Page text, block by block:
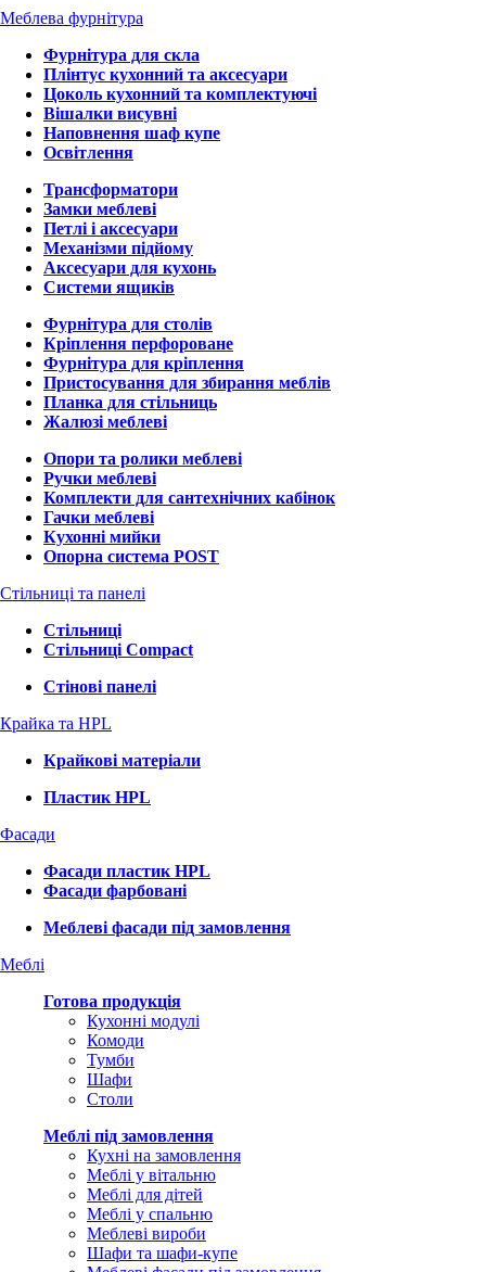
Меблева фурнітура
Фурнітура для скла
Плінтус кухонний та аксесуари
Цоколь кухонний та комплектуючі
Вішалки висувні
Наповнення шаф купе
Освітлення
Трансформатори
Замки меблеві
Петлі і аксесуари
Механізми підйому
Аксесуари для кухонь
Системи ящиків
Фурнітура для столів
Кріплення перфороване
Фурнітура для кріплення
Пристосування для збирання меблів
Планка для стільниць
Жалюзі меблеві
Опори та ролики меблеві
Ручки меблеві
Комплекти для сантехнічних кабінок
Гачки меблеві
Кухонні мийки
Опорна система POST
Стільниці та панелі
Стільниці
Стільниці Compact
Стінові панелі
Крайка та HPL
Крайкові матеріали
Пластик HPL
Фасади
Фасади пластик HPL
Фасади фарбовані
Меблеві фасади під замовлення
Меблі
Готова продукція
Кухонні модулі
Комоди
Тумби
Шафи
Столи
Меблі під замовлення
Кухні на замовлення
Меблі у вітальню
Меблі для дітей
Меблі у спальню
Меблеві вироби
Шафи та шафи-купе